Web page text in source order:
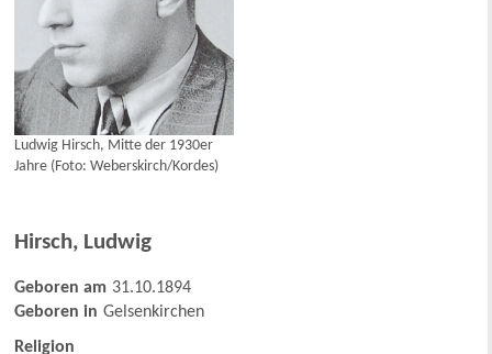
Ludwig Hirsch, Mitte der 1930er
Jahre (Foto: Weberskirch/Kordes)
Hirsch, Ludwig
Geboren am 31.10.1894
Geboren in Gelsenkirchen
Religion